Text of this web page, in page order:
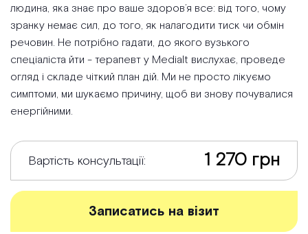
людина, яка знає про ваше здоров’я все: від того, чому
зранку немає сил, до того, як налагодити тиск чи обмін
речовин. Не потрібно гадати, до якого вузького
спеціаліста йти - терапевт у Medialt вислухає, проведе
огляд і складе чіткий план дій. Ми не просто лікуємо
симптоми, ми шукаємо причину, щоб ви знову почувалися
енергійними.
Вартість консультації: 1 270 грн
Записатись на візит